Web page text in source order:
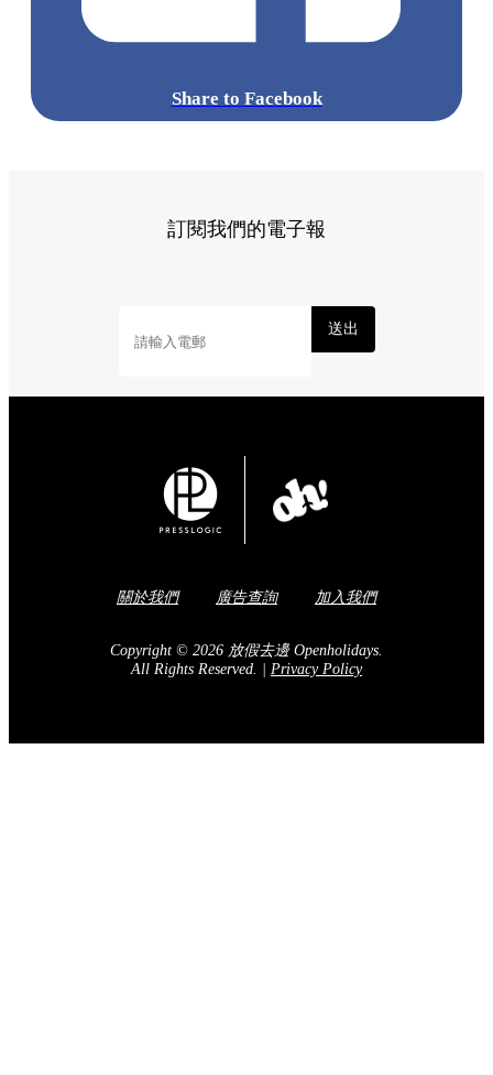
Share to Facebook
訂閱我們的電子報
送出
關於我們 廣告查詢 加入我們
Copyright © 2026 放假去邊 Openholidays.
All Rights Reserved.
Privacy Policy